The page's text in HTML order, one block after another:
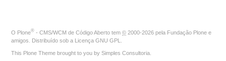
O Plone® - CMS/WCM de Código Aberto tem © 2000-2026 pela Fundação Plone e
amigos. Distribuído sob a Licença GNU GPL
This Plone Theme brought to you by Simples Consultoria